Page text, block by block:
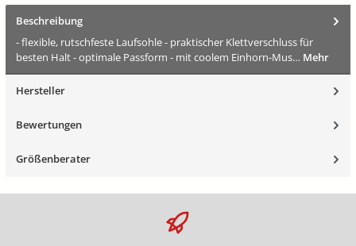
Beschreibung
- flexible, rutschfeste Laufsohle - praktischer Klettverschluss für
besten Halt - optimale Passform - mit coolem Einhorn-Mus… Mehr
Hersteller
Bewertungen
Größenberater